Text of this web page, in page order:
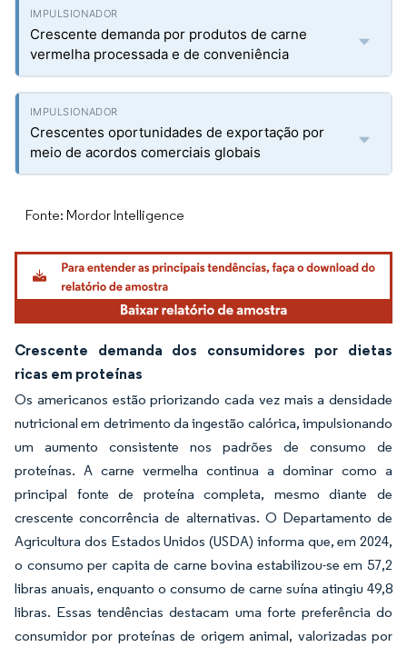
Crescente demanda por produtos de carne
vermelha processada e de conveniência
Crescentes oportunidades de exportação por
meio de acordos comerciais globais
Fonte: Mordor Intelligence
Crescente demanda dos consumidores por dietas
ricas em proteínas
Os americanos estão priorizando cada vez mais a densidade
nutricional em detrimento da ingestão calórica, impulsionando
um aumento consistente nos padrões de consumo de
proteínas. A carne vermelha continua a dominar como a
principal fonte de proteína completa, mesmo diante de
crescente concorrência de alternativas. O Departamento de
Agricultura dos Estados Unidos (USDA) informa que, em 2024,
o consumo per capita de carne bovina estabilizou-se em 57,2
libras anuais, enquanto o consumo de carne suína atingiu 49,8
libras. Essas tendências destacam uma forte preferência do
consumidor por proteínas de origem animal, valorizadas por